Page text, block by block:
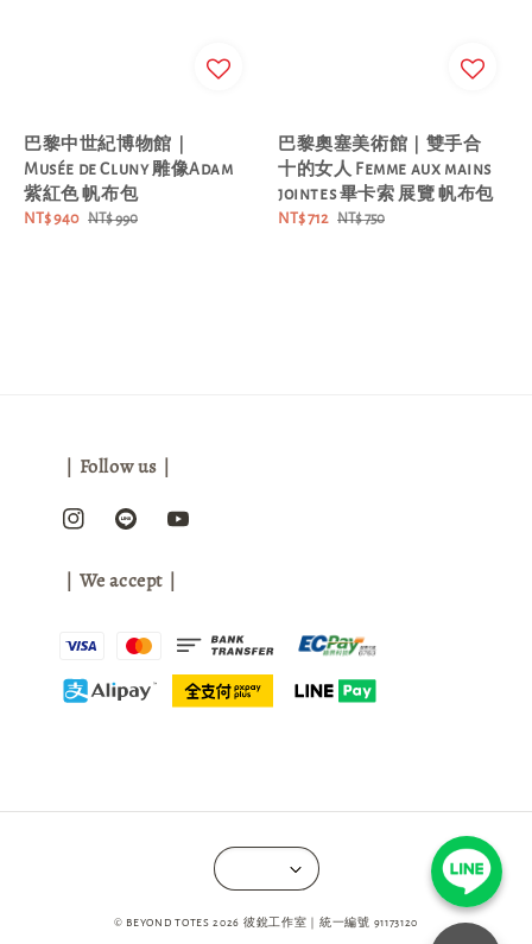
巴黎中世紀博物館｜
Musée de Cluny 雕像Adam
紫紅色 帆布包
Sale
NT$ 940 Regular
NT$ 990
巴黎奧塞美術館｜雙手合
十的女人 Femme aux mains
jointes 畢卡索 展覽 帆布包
Sale
NT$ 712 Regular
NT$ 750
｜Follow us｜
｜We accept｜
© BEYOND TOTES 2026 彼銳工作室｜統一編號 91173120